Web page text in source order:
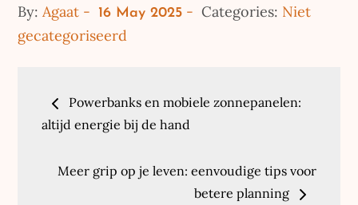
By: Agaat
Posted
on
16 May 2025 Categories: Niet
gecategoriseerd
Post
navigation
Powerbanks en mobiele zonnepanelen:
altijd energie bij de hand
Meer grip op je leven: eenvoudige tips voor
betere planning